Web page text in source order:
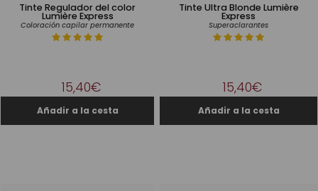
Tinte Regulador del color
Lumière Express
Coloración capilar permanente
15,40€
Tinte Ultra Blonde Lumière
Express
Superaclarantes
15,40€